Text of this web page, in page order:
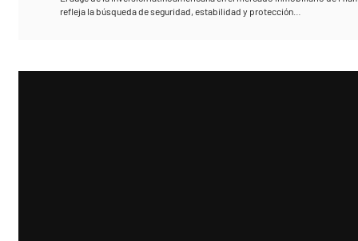
refleja la búsqueda de seguridad, estabilidad y protección…